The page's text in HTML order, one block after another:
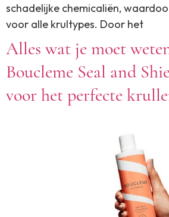
schadelijke chemicaliën,
voor alle krultypes. Door het
Alles wat je moet
Boucleme Seal and
voor het perfecte